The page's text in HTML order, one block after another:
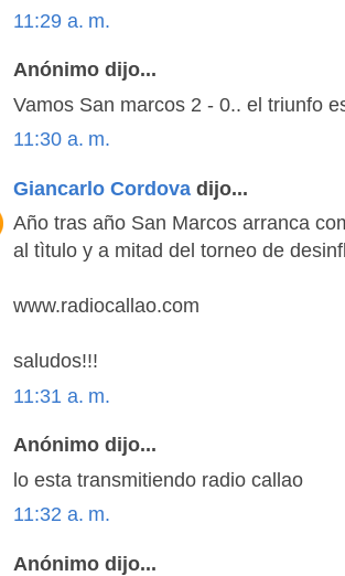
11:29 a. m.
Anónimo dijo...
Vamos San marcos 2 - 0.. el triunfo
11:30 a. m.
Giancarlo Cordova dijo...
Año tras año San Marcos arranca
al tìtulo y a mitad del torneo de
www.radiocallao.com
saludos!!!
11:31 a. m.
Anónimo dijo...
lo esta transmitiendo radio callao
11:32 a. m.
Anónimo dijo...